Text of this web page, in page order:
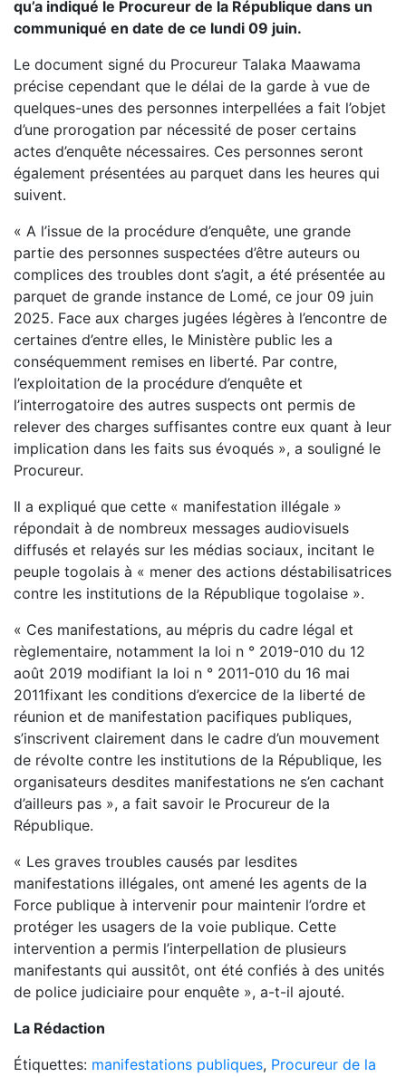
qu’a indiqué le Procureur de la République dans un
communiqué en date de ce lundi 09 juin.
Le document signé du Procureur Talaka Maawama
précise cependant que le délai de la garde à vue de
quelques-unes des personnes interpellées a fait l’objet
d’une prorogation par nécessité de poser certains
actes d’enquête nécessaires. Ces personnes seront
également présentées au parquet dans les heures qui
suivent.
« A l’issue de la procédure d’enquête, une grande
partie des personnes suspectées d’être auteurs ou
complices des troubles dont s’agit, a été présentée au
parquet de grande instance de Lomé, ce jour 09 juin
2025. Face aux charges jugées légères à l’encontre de
certaines d’entre elles, le Ministère public les a
conséquemment remises en liberté. Par contre,
l’exploitation de la procédure d’enquête et
l’interrogatoire des autres suspects ont permis de
relever des charges suffisantes contre eux quant à leur
implication dans les faits sus évoqués », a souligné le
Procureur.
Il a expliqué que cette « manifestation illégale »
répondait à de nombreux messages audiovisuels
diffusés et relayés sur les médias sociaux, incitant le
peuple togolais à « mener des actions déstabilisatrices
contre les institutions de la République togolaise ».
« Ces manifestations, au mépris du cadre légal et
règlementaire, notamment la loi n ° 2019-010 du 12
août 2019 modifiant la loi n ° 2011-010 du 16 mai
2011fixant les conditions d’exercice de la liberté de
réunion et de manifestation pacifiques publiques,
s’inscrivent clairement dans le cadre d’un mouvement
de révolte contre les institutions de la République, les
organisateurs desdites manifestations ne s’en cachant
d’ailleurs pas », a fait savoir le Procureur de la
République.
« Les graves troubles causés par lesdites
manifestations illégales, ont amené les agents de la
Force publique à intervenir pour maintenir l’ordre et
protéger les usagers de la voie publique. Cette
intervention a permis l’interpellation de plusieurs
manifestants qui aussitôt, ont été confiés à des unités
de police judiciaire pour enquête », a-t-il ajouté.
La Rédaction
Étiquettes: manifestations publiques, Procureur de la